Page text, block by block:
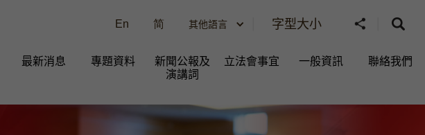
En 简 其他語言 字型大小
最新消息 專題資料
新聞公報及
演講詞
立法會事宜 一般資訊​ 聯絡我們